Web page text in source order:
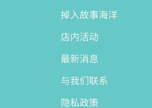
掉入故事海洋
店内活动
最新消息
与我们联系
隐私政策